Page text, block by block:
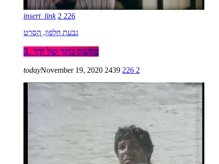
insert_link 2 226
גבעת חלפון, הסרט
3. בקשת בתך של ידך
todayNovember 19, 2020 2439 226 2